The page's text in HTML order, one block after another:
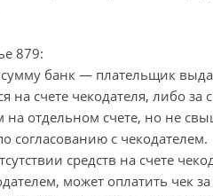
879:
банк — плательщик
на счете чекодателя, либо за
отдельном счете, но не
согласованию с чекодателем.
средств на счете
может оплатить чек